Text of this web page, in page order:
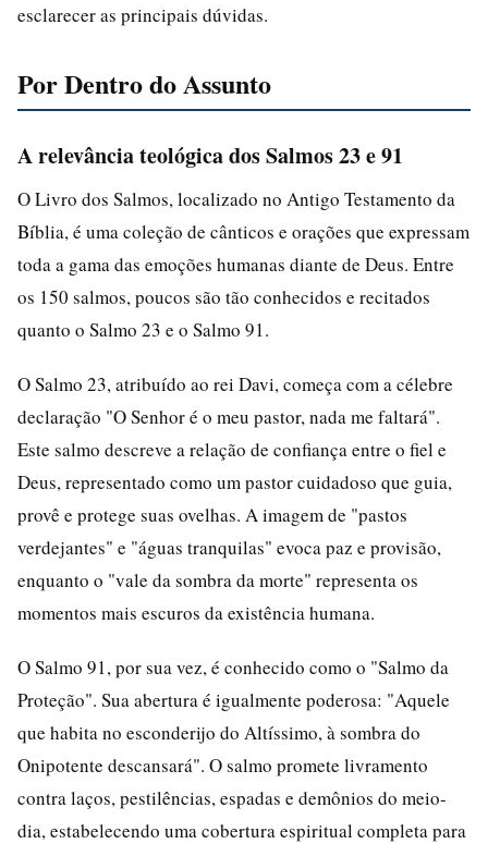
esclarecer as principais dúvidas.
Por Dentro do Assunto
A relevância teológica dos Salmos 23 e 91
O Livro dos Salmos, localizado no Antigo Testamento da
Bíblia, é uma coleção de cânticos e orações que expressam
toda a gama das emoções humanas diante de Deus. Entre
os 150 salmos, poucos são tão conhecidos e recitados
quanto o Salmo 23 e o Salmo 91.
O Salmo 23, atribuído ao rei Davi, começa com a célebre
declaração "O Senhor é o meu pastor, nada me faltará".
Este salmo descreve a relação de confiança entre o fiel e
Deus, representado como um pastor cuidadoso que guia,
provê e protege suas ovelhas. A imagem de "pastos
verdejantes" e "águas tranquilas" evoca paz e provisão,
enquanto o "vale da sombra da morte" representa os
momentos mais escuros da existência humana.
O Salmo 91, por sua vez, é conhecido como o "Salmo da
Proteção". Sua abertura é igualmente poderosa: "Aquele
que habita no esconderijo do Altíssimo, à sombra do
Onipotente descansará". O salmo promete livramento
contra laços, pestilências, espadas e demônios do meio-
dia, estabelecendo uma cobertura espiritual completa para